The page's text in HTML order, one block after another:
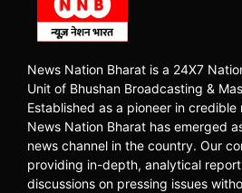
News Nation Bharat is a 24X7
Unit of Bhushan Broadcasting &
Established as a pioneer in
News Nation Bharat has emerged
news channel in the country. Our
providing in-depth, analytical
discussions on pressing issues